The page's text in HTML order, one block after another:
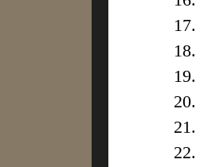
17.
18.
19.
20.
21.
22.